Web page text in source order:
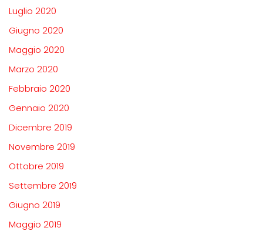
Luglio 2020
Giugno 2020
Maggio 2020
Marzo 2020
Febbraio 2020
Gennaio 2020
Dicembre 2019
Novembre 2019
Ottobre 2019
Settembre 2019
Giugno 2019
Maggio 2019